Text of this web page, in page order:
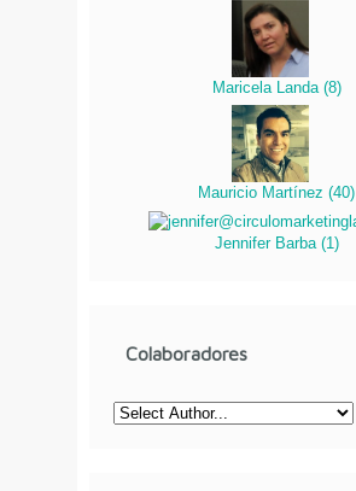
Maricela Landa (8)
Mauricio Martínez (40)
Jennifer Barba (1 )
Colaboradores